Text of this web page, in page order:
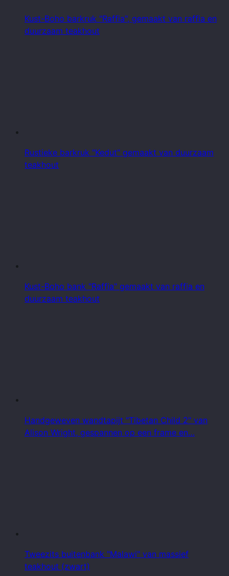
Kust-Boho barkruk "Raffia", gemaakt van raffia en
duurzaam teakhout
Rustieke barkruk "Kedut" gemaakt van duurzaam
teakhout
Kust-Boho bank "Raffia" gemaakt van raffia en
duurzaam teakhout
Handgeweven wandtapijt "Tibetan Child 2" van
Alison Wright, gespannen op een frame en…
Tweezits buitenbank "Malawi" van massief
teakhout (zwart)